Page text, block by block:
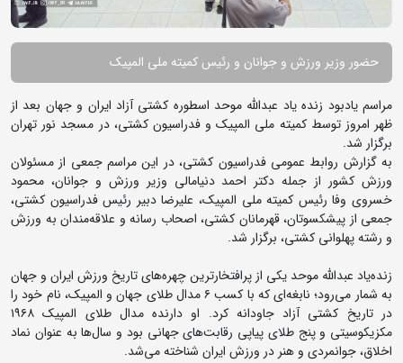
حضور وزیر ورزش و جوانان و رئیس کمیته ملی المپیک
مراسم یادبود زنده یاد عبدالله موحد اسطوره کشتی آزاد ایران و جهان بعد از
ظهر امروز توسط کمیته ملی المپیک و فدراسیون کشتی، در مسجد نور تهران
برگزار شد.
به گزارش روابط عمومی فدراسیون کشتی، در این مراسم جمعی از مسئولان
ورزش کشور از جمله دکتر احمد دنیامالی وزیر ورزش و جوانان، محمود
خسروی وفا رئیس کمیته ملی المپیک، علیرضا دبیر رئیس فدراسیون کشتی،
جمعی از پیشکسوتان، قهرمانان کشتی، اصحاب رسانه و علاقه‌مندان به ورزش
و رشته پهلوانی کشتی، برگزار شد.
زنده‌یاد عبدالله موحد یکی از پرافتخارترین چهره‌های تاریخ ورزش ایران و جهان
به شمار می‌رود؛ نابغه‌ای که با کسب ۶ مدال طلای جهان و المپیک، نام خود را
در تاریخ کشتی آزاد جاودانه کرد. او دارنده مدال طلای المپیک ۱۹۶۸
مکزیکوسیتی و پنج طلای پیاپی رقابت‌های جهانی بود و سال‌ها به عنوان نماد
اخلاق، جوانمردی و هنر در ورزش ایران شناخته می‌شد.